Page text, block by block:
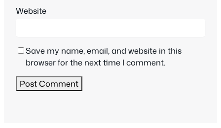
Website
Save my name, email, and website in this
browser for the next time I comment.